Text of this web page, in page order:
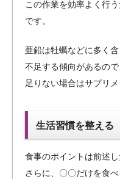
この作業を効率よく行
です。
亜鉛は牡蠣などに多く
不足する傾向があるので
足りない場合はサプリ
生活習慣を整える
食事のポイントは前述し
さらに、〇〇だけを食